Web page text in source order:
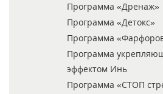
Программа «Дренаж»
Программа «Детокс»
Программа
Программа
эффектом Инь
Программа «СТОП